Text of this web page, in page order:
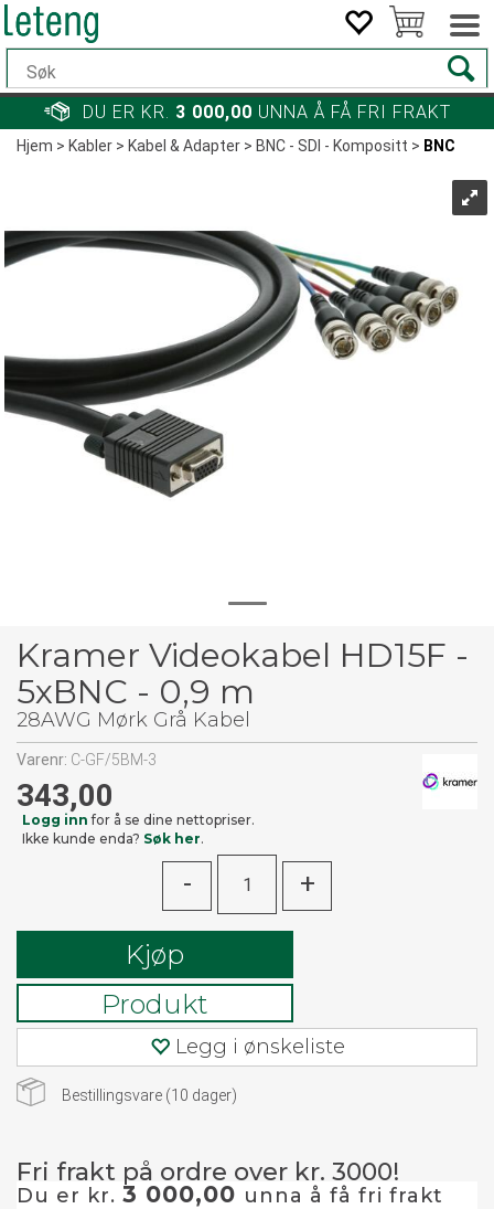
DU ER KR. 3 000,00 UNNA Å FÅ FRI FRAKT
Hjem>Kabler>Kabel & Adapter>BNC - SDI - Kompositt> BNC
Kramer Videokabel HD15F -
5xBNC - 0,9 m
28AWG Mørk Grå Kabel
Varenr: C-GF/5BM-3
343,00
Logg inn for å se dine nettopriser.
Ikke kunde enda? Søk her.
- +
Kjøp
Produkt
Legg i ønskeliste
Bestillingsvare (10 dager)
Fri frakt på ordre over kr. 3000!
Du er kr. 3 000,00 unna å få fri frakt